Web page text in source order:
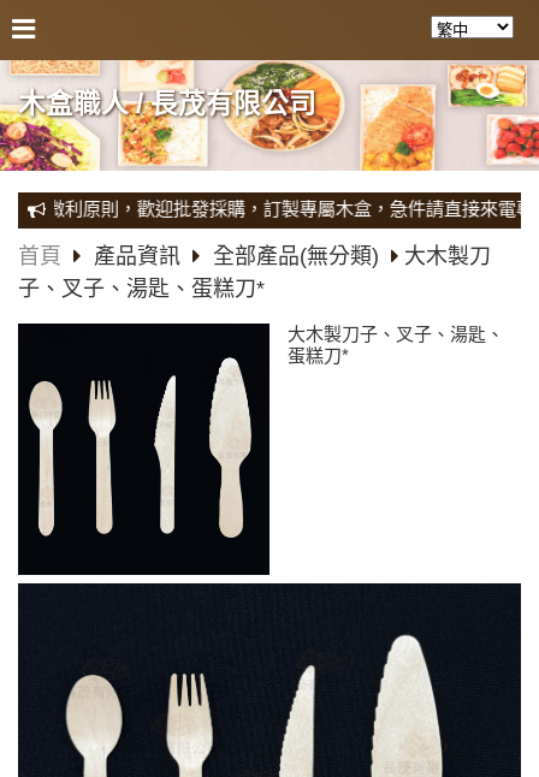
木盒職人 / 長茂有限公司
利原則，歡迎批發採購，訂製專屬木盒，急件請直接來電專
首頁 產品資訊 全部產品(無分類)
大木製刀
子、叉子、湯匙、蛋糕刀*
大木製刀子、叉子、湯匙、
蛋糕刀*